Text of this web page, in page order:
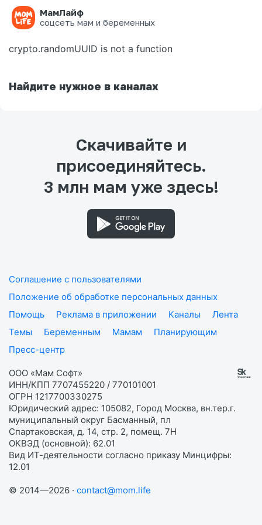
МамЛайф
соцсеть мам и беременных
Ошибка на странице
crypto.randomUUID is not a function
Найдите нужное в каналах
Скачивайте и
присоединяйтесь.
3 млн мам уже здесь!
Соглашение с пользователями
Положение об обработке персональных данных
Помощь
Реклама в приложении Каналы
Лента
Темы
Беременным Мамам
Планирующим
Пресс-центр
ООО «Мам Софт»
ИНН/КПП 7707455220 / 770101001
ОГРН 1217700330275
Юридический адрес: 105082, Город Москва, вн.тер.г.
муниципальный округ Басманный, пл
Спартаковская, д. 14, стр. 2, помещ. 7Н
ОКВЭД (основной): 62.01
Вид ИТ-деятельности согласно приказу Минцифры:
12.01
© 2014—2026 · contact@mom.life